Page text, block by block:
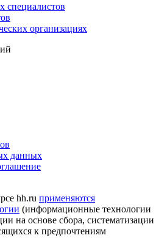
специалистов
организациях
данных
hh.ru применяются
(информационные технологии
на основе сбора, систематизации
к предпочтениям